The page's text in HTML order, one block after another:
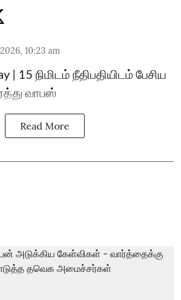
10:23 am
| 15 நிமிடம் நீதிபதியிடம் பேசிய
வாபஸ்
Read More